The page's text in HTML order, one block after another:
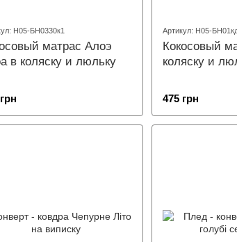
Н05-БН0330к1
матрас Алоэ
в коляску и люльку
Артикул: Н05-
Кокосовый
коляску и
475 грн